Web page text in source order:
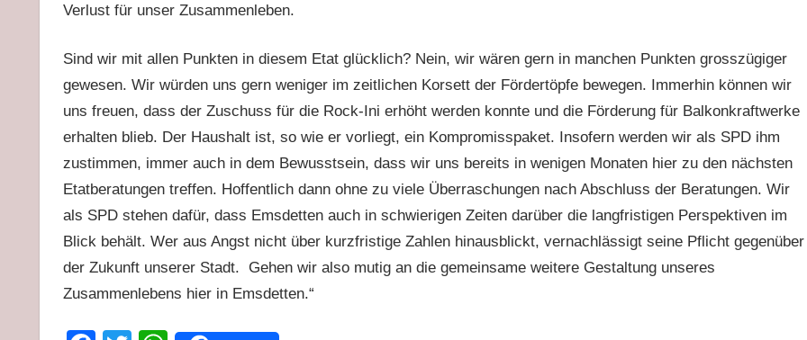
Verlust für unser Zusammenleben.
Sind wir mit allen Punkten in diesem Etat glücklich? Nein, wir wären gern in manchen Punkten grosszügiger
gewesen. Wir würden uns gern weniger im zeitlichen Korsett der Fördertöpfe bewegen. Immerhin können wir
uns freuen, dass der Zuschuss für die Rock-Ini erhöht werden konnte und die Förderung für Balkonkraftwerke
erhalten blieb. Der Haushalt ist, so wie er vorliegt, ein Kompromisspaket. Insofern werden wir als SPD ihm
zustimmen, immer auch in dem Bewusstsein, dass wir uns bereits in wenigen Monaten hier zu den nächsten
Etatberatungen treffen. Hoffentlich dann ohne zu viele Überraschungen nach Abschluss der Beratungen. Wir
als SPD stehen dafür, dass Emsdetten auch in schwierigen Zeiten darüber die langfristigen Perspektiven im
Blick behält. Wer aus Angst nicht über kurzfristige Zahlen hinausblickt, vernachlässigt seine Pflicht gegenüber
der Zukunft unserer Stadt. Gehen wir also mutig an die gemeinsame weitere Gestaltung unseres
Zusammenlebens hier in Emsdetten.“